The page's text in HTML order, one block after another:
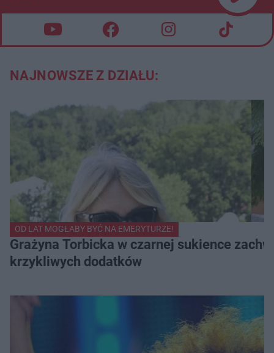
NAJNOWSZE Z DZIAŁU:
OD LAT MOGŁABY BYĆ NA EMERYTURZE!
Grażyna Torbicka w czarnej sukience
krzykliwych dodatków